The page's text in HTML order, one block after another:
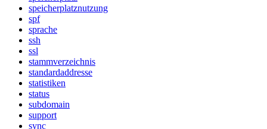
speicherplatznutzung
spf
sprache
ssh
ssl
stammverzeichnis
standardaddresse
statistiken
status
subdomain
support
sync